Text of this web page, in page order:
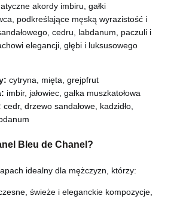
akordy imbiru, gałki
podkreślające męską wyrazistość i
cedru, labdanum, paczuli i
elegancji, głębi i luksusowego
cytryna, mięta, grejpfrut
imbir, jałowiec, gałka muszkatołowa
cedr, drzewo sandałowe, kadzidło,
Bleu de Chanel?
idealny dla mężczyzn, którzy:
świeże i eleganckie kompozycje,